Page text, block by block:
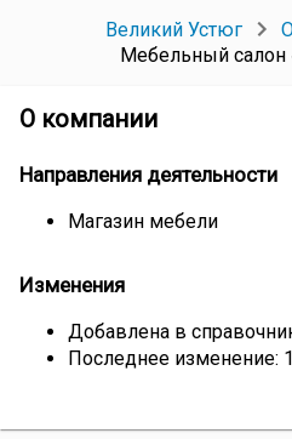
Великий Устюг
Мебельный салон
О компании
Направления деятельности
Магазин мебели
Изменения
Добавлена в
Последнее изменение: